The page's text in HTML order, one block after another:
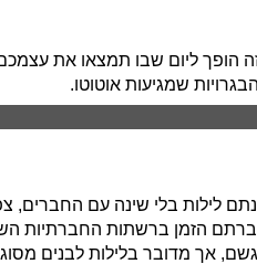
הופך ליום שבו תמצאו את
שמגיעות אוטוטו.
לילות בלי שינה עם החברים,
הזמן ברשתות החברתיות
אך מדובר בלילות לבנים